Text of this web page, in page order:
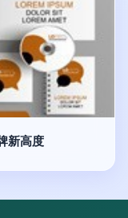
新高度